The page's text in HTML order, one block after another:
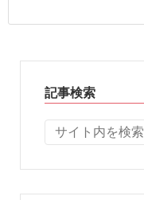
記事検索